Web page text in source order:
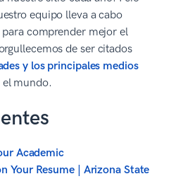
equipo lleva a cabo
comprender mejor el
de ser citados
y los principales medios
mundo.
Academic
Your Resume | Arizona State